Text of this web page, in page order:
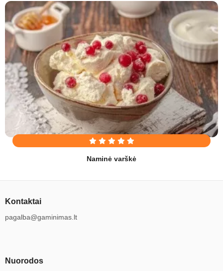
Naminė varškė
Kontaktai
pagalba@gaminimas.lt
Nuorodos